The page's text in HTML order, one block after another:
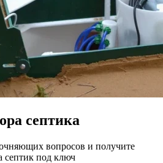
септика
вопросов и получите
септик под ключ